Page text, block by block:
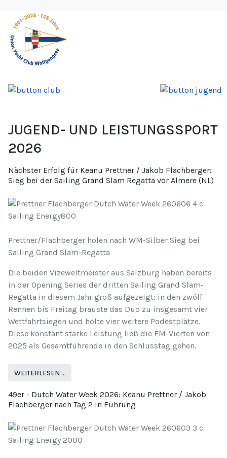
JUGEND- UND LEISTUNGSSPORT
2026
Nächster Erfolg für Keanu Prettner / Jakob Flachberger:
Sieg bei der Sailing Grand Slam Regatta vor Almere (NL)
Prettner/Flachberger holen nach WM-Silber Sieg bei
Sailing Grand Slam-Regatta
Die beiden Vizeweltmeister aus Salzburg haben bereits
in der Opening Series der dritten Sailing Grand Slam-
Regatta in diesem Jahr groß aufgezeigt: in den zwölf
Rennen bis Freitag brauste das Duo zu insgesamt vier
Wettfahrtsiegen und holte vier weitere Podestplätze.
Diese konstant starke Leistung ließ die EM-Vierten von
2025 als Gesamtführende in den Schlusstag gehen.
WEITERLESEN …
49er - Dutch Water Week 2026: Keanu Prettner / Jakob
Flachberger nach Tag 2 in Führung